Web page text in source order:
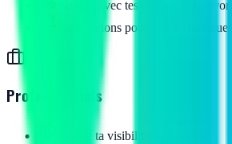
Planifie avec tes événements favoris
Notifications pour ne rien manquer
Professionnels
Booste ta visibilité